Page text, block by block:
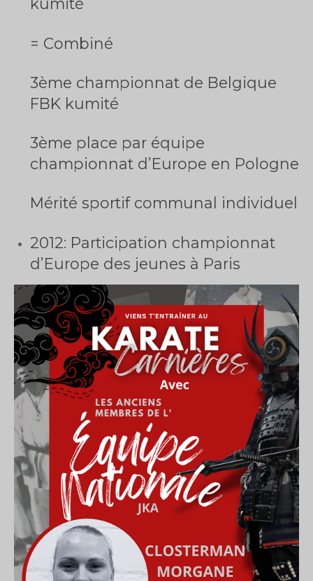
kumité
= Combiné
3ème championnat de Belgique
FBK kumité
3ème place par équipe
championnat d’Europe en Pologne
Mérité sportif communal individuel
2012: Participation championnat
d’Europe des jeunes à Paris